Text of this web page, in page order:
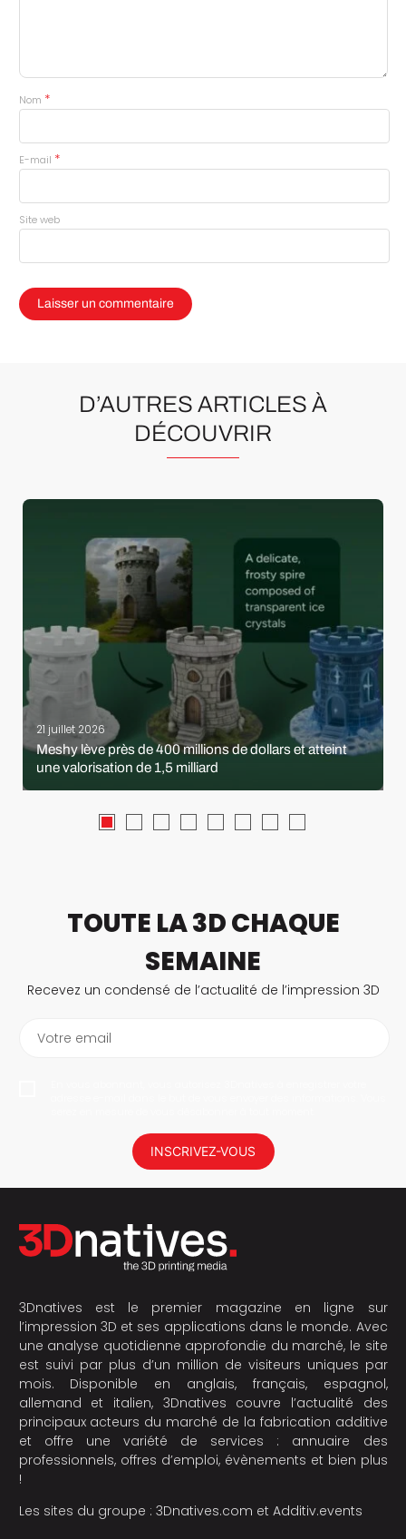
Nom *
E-mail *
Site web
D’AUTRES ARTICLES À
DÉCOUVRIR
21 juillet 2026
Meshy lève près de 400 millions de dollars et atteint
une valorisation de 1,5 milliard
TOUTE LA 3D CHAQUE
SEMAINE
Recevez un condensé de l’actualité de l’impression 3D
Votre email
INSCRIVEZ-VOUS
3Dnatives est le premier magazine en ligne sur
l’impression 3D et ses applications dans le monde. Avec
une analyse quotidienne approfondie du marché, le site
est suivi par plus d’un million de visiteurs uniques par
mois. Disponible en anglais, français, espagnol,
allemand et italien, 3Dnatives couvre l’actualité des
principaux acteurs du marché de la fabrication additive
et offre une variété de services : annuaire des
professionnels, offres d’emploi, évènements et bien plus
!
Les sites du groupe : 3Dnatives.com et Additiv.events